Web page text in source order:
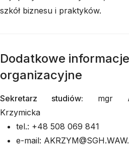
szkół biznesu i praktyków.
Dodatkowe informacje
organizacyjne
Sekretarz studiów: mgr
Krzymicka
tel.: +48 508 069 841
e-mail: